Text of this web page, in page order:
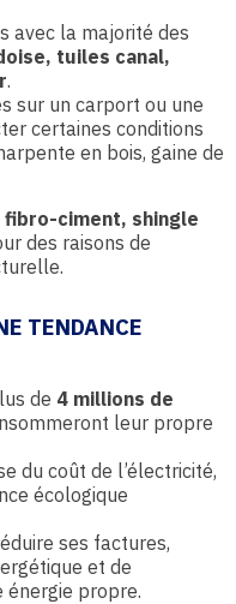
avec la majorité des
tuiles canal,
.
sur un carport ou une
certaines conditions
en bois, gaine de
fibro-ciment, shingle
des raisons de
TENDANCE
de 4 millions de
leur propre
du coût de l’électricité,
écologique
ses factures,
et de
énergie propre.